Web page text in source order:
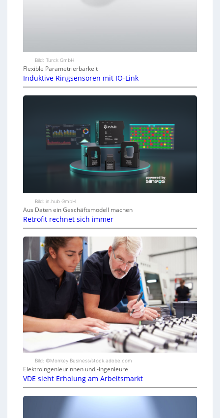
Bild: Turck GmbH
Flexible Parametrierbarkeit
Induktive Ringsensoren mit IO-Link
Bild: in.hub GmbH
Aus Daten ein Geschäftsmodell machen
Retrofit rechnet sich immer
Bild: ©Monkey Business/stock.adobe.com
Elektroingenieurinnen und -ingenieure
VDE sieht Erholung am Arbeitsmarkt